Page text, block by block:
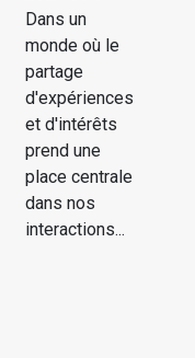
Dans un
monde où le
partage
d'expériences
et d'intérêts
prend une
place centrale
dans nos
interactions...